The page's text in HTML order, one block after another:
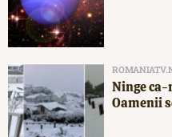
Ninge ca-
Oamenii